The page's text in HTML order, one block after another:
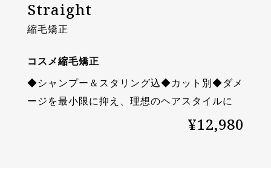
Straight
縮毛矯正
コスメ縮毛矯正
◆シャンプー＆スタリング込◆カット別◆ダメ
ージを最小限に抑え、理想のヘアスタイルに
¥12,980